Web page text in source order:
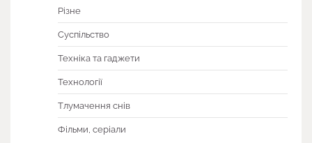
Різне
Суспільство
Техніка та гаджети
Технології
Тлумачення снів
Фільми, серіали